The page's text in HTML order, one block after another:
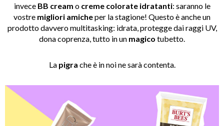
invece BB cream o creme colorate idratanti: saranno le
vostre migliori amicheper la stagione! Questo è anche un
prodotto davvero multitasking: idrata, protegge dai raggi UV,
dona coprenza, tutto in un magico tubetto.
La pigra che è in noi ne sarà contenta.